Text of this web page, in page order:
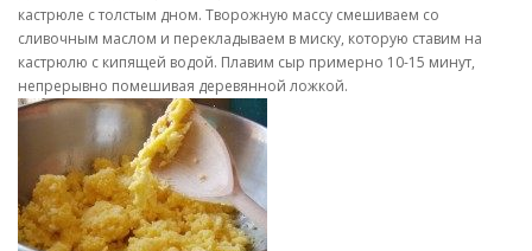
кастрюле с толстым дном. Творожную массу смешиваем со
сливочным маслом и перекладываем в миску, которую ставим на
кастрюлю с кипящей водой. Плавим сыр примерно 10-15 минут,
непрерывно помешивая деревянной ложкой.